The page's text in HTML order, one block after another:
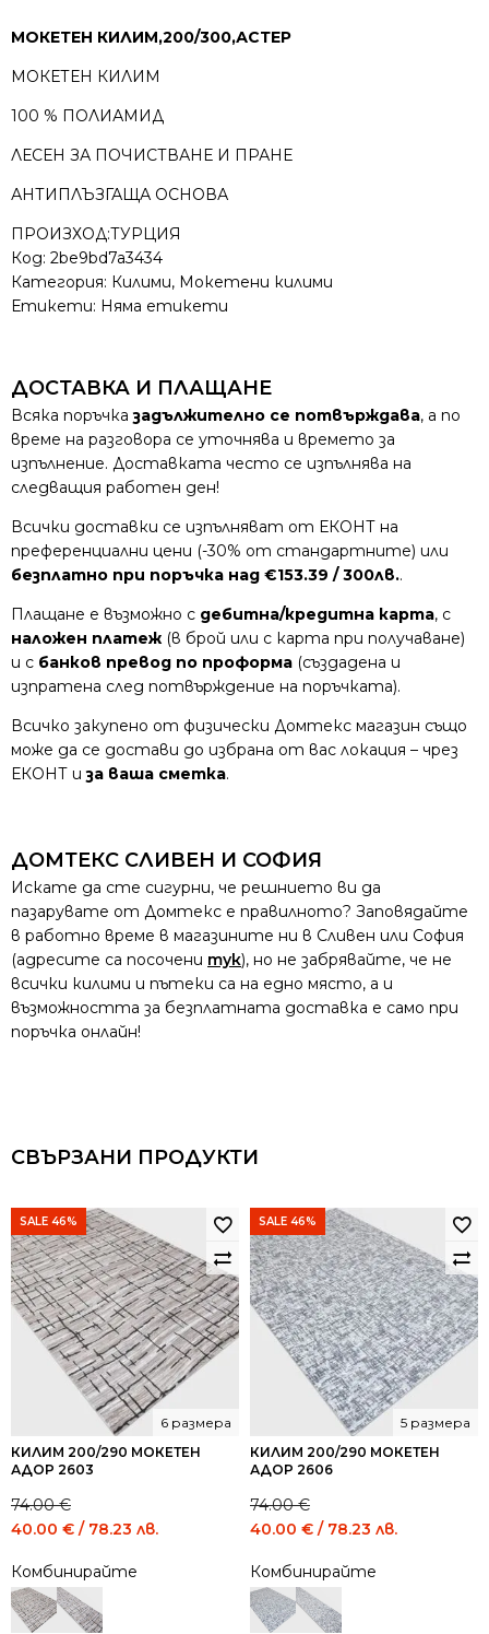
МОКЕТЕН КИЛИМ,200/300,АСТЕР
МОКЕТЕН КИЛИМ
100 % ПОЛИАМИД
ЛЕСЕН ЗА ПОЧИСТВАНЕ И ПРАНЕ
АНТИПЛЪЗГАЩА ОСНОВА
ПРОИЗХОД:ТУРЦИЯ
Код: 2be9bd7a3434
Категория: Килими, Мокетени килими
Етикети: Няма етикети
ДОСТАВКА И ПЛАЩАНЕ
Всяка поръчказадължително се потвърждава, а по
време на разговора се уточнява и времето за
изпълнение. Доставката често се изпълнява на
следващия работен ден!
Всички доставки се изпълняват от ЕКОНТ на
преференциални цени (-30% от стандартните) или
безплатно при поръчка над €153.39 / 300лв..
Плащане е възможно с дебитна/кредитна карта, с
наложен платеж (в брой или с карта при получаване)
и с банков превод по проформа (създадена и
изпратена след потвърждение на поръчката).
Всичко закупено от физически Домтекс магазин също
може да се достави до избрана от вас локация – чрез
ЕКОНТ иза ваша сметка.
ДОМТЕКС СЛИВЕН И СОФИЯ
Искате да сте сигурни, че решнието ви да
пазарувате от Домтекс е правилното? Заповядайте
в работно време в магазините ни в Сливен или София
(адресите са посочени тук), но не забрявайте, че не
всички килими и пътеки са на едно място, а и
възможността за безплатната доставка е само при
поръчка онлайн!
СВЪРЗАНИ ПРОДУКТИ
SALE 46%
КИЛИМ 200/290 МОКЕТЕН
АДОР 2603
6 размера
74.00€
Original
was:
74.00 €
40.00 € / 78.23 лв.
Комбинирайте
SALE 46%
КИЛИМ 200/290 МОКЕТЕН
АДОР 2606
5 размера
74.00€
Original
was:
74.00 €
/
40.00 € / 78.23 лв.
Комбинирайте